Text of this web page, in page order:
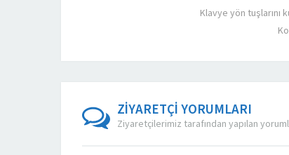
Klavye yön tuşlarını
ZİYARETÇİ YORUMLARI
Ziyaretçilerimiz tarafından yapılan